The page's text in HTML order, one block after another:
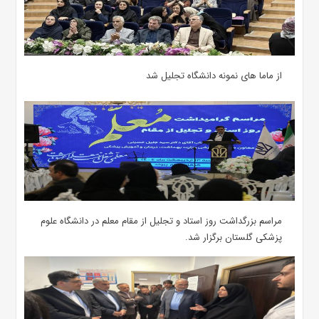
از ماما های نمونه دانشگاه تجلیل شد
مراسم بزرگداشت روز استاد و تجلیل از مقام معلم در دانشگاه علوم
پزشکی گلستان برگزار شد.‌